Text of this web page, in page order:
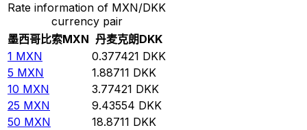
Rate information of MXN/DKK
currency pair
墨西哥比索MXN 丹麦克朗DKK
1 MXN 0.377421 DKK
5 MXN 1.88711 DKK
10 MXN 3.77421 DKK
25 MXN 9.43554 DKK
50 MXN 18.8711 DKK